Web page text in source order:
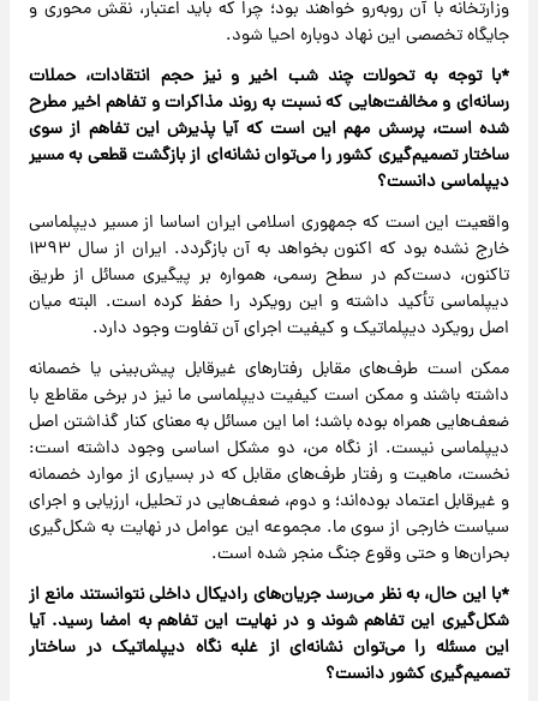
وزارتخانه با آن روبه‌رو خواهند بود؛ چرا که باید اعتبار، نقش محوری و
جایگاه تخصصی این نهاد دوباره احیا شود.
*با توجه به تحولات چند شب اخیر و نیز حجم انتقادات، حملات
رسانه‌ای و مخالفت‌هایی که نسبت به روند مذاکرات و تفاهم اخیر مطرح
شده است، پرسش مهم این است که آیا پذیرش این تفاهم از سوی
ساختار تصمیم‌گیری کشور را می‌توان نشانه‌ای از بازگشت قطعی به مسیر
دیپلماسی دانست؟
واقعیت این است که جمهوری اسلامی ایران اساسا از مسیر دیپلماسی
خارج نشده بود که اکنون بخواهد به آن بازگردد. ایران از سال ۱۳۹۳
تاکنون، دست‌کم در سطح رسمی، همواره بر پیگیری مسائل از طریق
دیپلماسی تأکید داشته و این رویکرد را حفظ کرده است. البته میان
اصل رویکرد دیپلماتیک و کیفیت اجرای آن تفاوت وجود دارد.
ممکن است طرف‌های مقابل رفتارهای غیرقابل پیش‌بینی یا خصمانه
داشته باشند و ممکن است کیفیت دیپلماسی ما نیز در برخی مقاطع با
ضعف‌هایی همراه بوده باشد؛ اما این مسائل به معنای کنار گذاشتن اصل
دیپلماسی نیست. از نگاه من، دو مشکل اساسی وجود داشته است:
نخست، ماهیت و رفتار طرف‌های مقابل که در بسیاری از موارد خصمانه
و غیرقابل اعتماد بوده‌اند؛ و دوم، ضعف‌هایی در تحلیل، ارزیابی و اجرای
سیاست خارجی از سوی ما. مجموعه این عوامل در نهایت به شکل‌گیری
بحران‌ها و حتی وقوع جنگ منجر شده است.
*با این حال، به نظر می‌رسد جریان‌های رادیکال داخلی نتوانستند مانع از
شکل‌گیری این تفاهم شوند و در نهایت این تفاهم به امضا رسید. آیا
این مسئله را می‌توان نشانه‌ای از غلبه نگاه دیپلماتیک در ساختار
تصمیم‌گیری کشور دانست؟